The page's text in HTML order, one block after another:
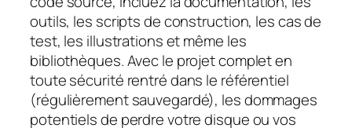
outils, les scripts de construction, les cas de
test, les illustrations et même les
bibliothèques. Avec le projet complet en
toute sécurité rentré dans le référentiel
(régulièrement sauvegardé), les dommages
potentiels de perdre votre disque ou vos